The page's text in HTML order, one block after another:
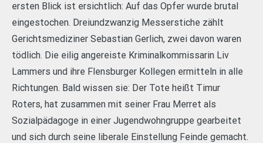
ersten Blick ist ersichtlich: Auf das Opfer wurde brutal
eingestochen. Dreiundzwanzig Messerstiche zählt
Gerichtsmediziner Sebastian Gerlich, zwei davon waren
tödlich. Die eilig angereiste Kriminalkommissarin Liv
Lammers und ihre Flensburger Kollegen ermitteln in alle
Richtungen. Bald wissen sie: Der Tote heißt Timur
Roters, hat zusammen mit seiner Frau Merret als
Sozialpädagoge in einer Jugendwohngruppe gearbeitet
und sich durch seine liberale Einstellung Feinde gemacht.